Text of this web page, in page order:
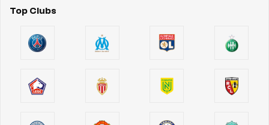
Top Clubs